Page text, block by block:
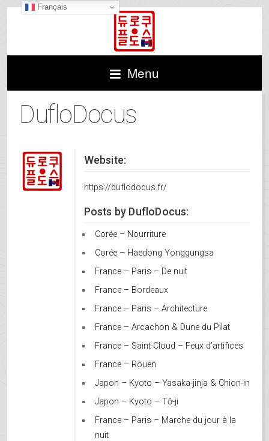
Menu
DufloDocus
Website:
https://duflodocus.fr/
Posts by DufloDocus:
Corée – Nourriture
Corée – Haedong Yonggungsa
France – Paris – De nuit
France – Bordeaux
France – Paris – Architecture
France – Arcachon & Dune du Pilat
France – Saint-Cloud – Feux d’artifices
France – Rouen
Japon – Kyoto – Yasaka-jinja & Chion-in
Japon – Kyoto – Tō-ji
France – Paris – Marche du jour à la
nuit
Français